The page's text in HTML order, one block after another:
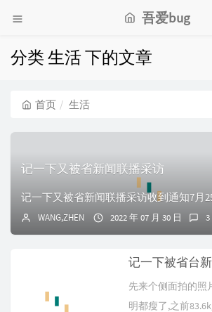
吾爱bug
分类 生活 下的文章
首页 生活
记一下又被省新闻联播采访
WANG,ZHEN 2022 年 07 月 30 日
记一下被省台
先来个侧面拍的照
明都瘦了,之前